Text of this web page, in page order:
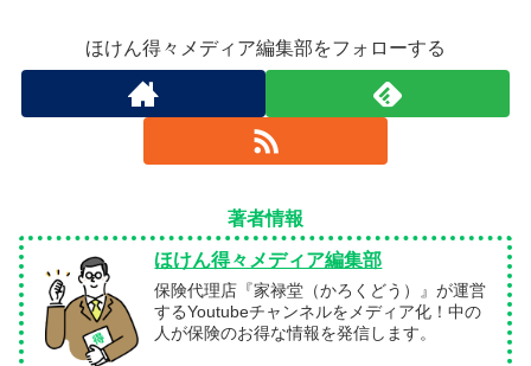
ほけん得々メディア編集部をフォローする
著者情報
ほけん得々メディア編集部
保険代理店『家禄堂（かろくどう）』が運営
するYoutubeチャンネルをメディア化！中の
人が保険のお得な情報を発信します。